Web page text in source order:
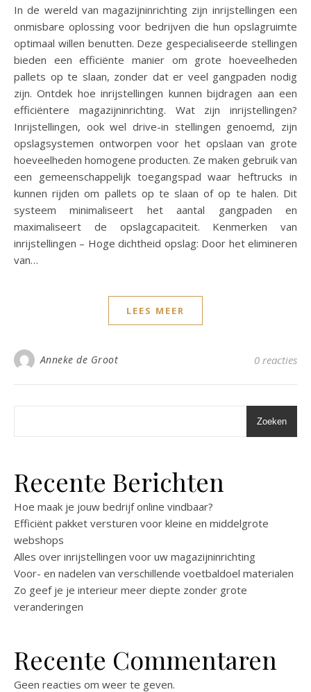
In de wereld van magazijninrichting zijn inrijstellingen een
onmisbare oplossing voor bedrijven die hun opslagruimte
optimaal willen benutten. Deze gespecialiseerde stellingen
bieden een efficiënte manier om grote hoeveelheden
pallets op te slaan, zonder dat er veel gangpaden nodig
zijn. Ontdek hoe inrijstellingen kunnen bijdragen aan een
efficiëntere magazijninrichting. Wat zijn inrijstellingen?
Inrijstellingen, ook wel drive-in stellingen genoemd, zijn
opslagsystemen ontworpen voor het opslaan van grote
hoeveelheden homogene producten. Ze maken gebruik van
een gemeenschappelijk toegangspad waar heftrucks in
kunnen rijden om pallets op te slaan of op te halen. Dit
systeem minimaliseert het aantal gangpaden en
maximaliseert de opslagcapaciteit. Kenmerken van
inrijstellingen – Hoge dichtheid opslag: Door het elimineren
van…
LEES MEER
Anneke de Groot 0 reacties
Zoeken
Recente Berichten
Hoe maak je jouw bedrijf online vindbaar?
Efficiënt pakket versturen voor kleine en middelgrote
webshops
Alles over inrijstellingen voor uw magazijninrichting
Voor- en nadelen van verschillende voetbaldoel materialen
Zo geef je je interieur meer diepte zonder grote
veranderingen
Recente Commentaren
Geen reacties om weer te geven.